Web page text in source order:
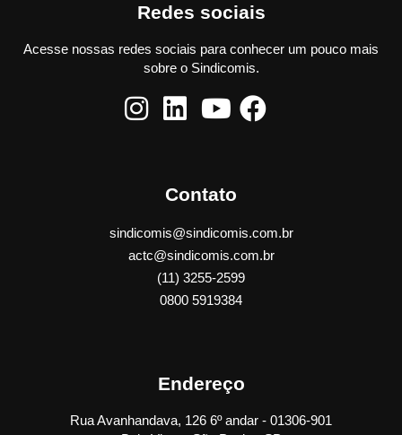
Redes sociais
Acesse nossas redes sociais para conhecer um pouco mais
sobre o Sindicomis.
Contato
sindicomis@sindicomis.com.br
actc@sindicomis.com.br
(11) 3255-2599
0800 5919384
Endereço
Rua Avanhandava, 126 6º andar - 01306-901